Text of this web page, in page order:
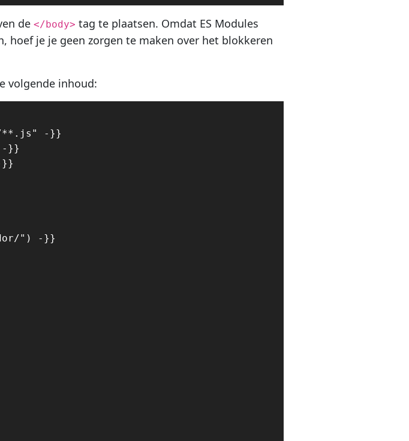
de </body> tag te plaatsen. Omdat ES Modules
hoef je je geen zorgen te maken over het blokkeren
volgende inhoud: